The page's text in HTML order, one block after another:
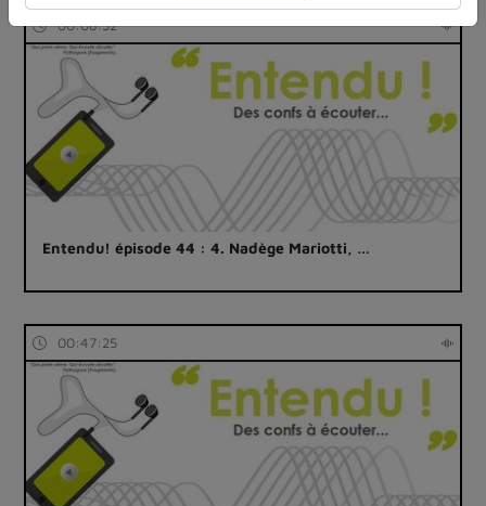
00:08:32
Entendu! épisode 44 : 4. Nadège Mariotti, …
00:47:25